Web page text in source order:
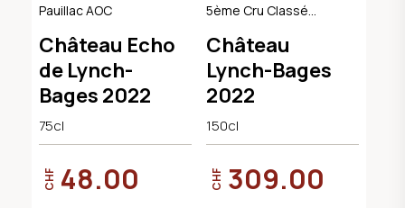
Pauillac AOC
Château Echo
de Lynch-
Bages 2022
75cl
CHF 48.00
5ème Cru Classé
Château
Lynch-Bages
2022
150cl
CHF 309.00